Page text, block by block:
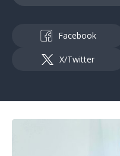
Facebook
X/Twitter